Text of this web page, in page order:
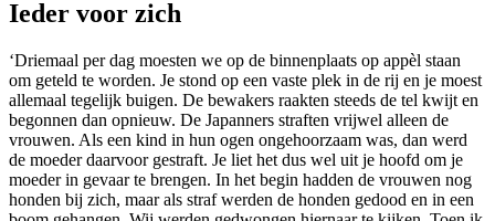
Ieder voor zich
‘Driemaal per dag moesten we op de binnenplaats op appèl staan
om geteld te worden. Je stond op een vaste plek in de rij en je moest
allemaal tegelijk buigen. De bewakers raakten steeds de tel kwijt en
begonnen dan opnieuw. De Japanners straften vrijwel alleen de
vrouwen. Als een kind in hun ogen ongehoorzaam was, dan werd
de moeder daarvoor gestraft. Je liet het dus wel uit je hoofd om je
moeder in gevaar te brengen. In het begin hadden de vrouwen nog
honden bij zich, maar als straf werden de honden gedood en in een